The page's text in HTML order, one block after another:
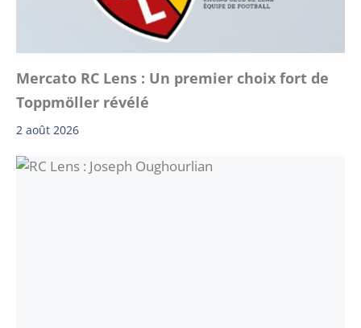
Mercato RC Lens : Un premier choix fort de
Toppmöller révélé
2 août 2026